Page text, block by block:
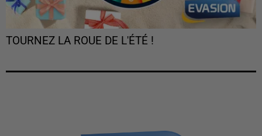
TOURNEZ LA ROUE DE L'ÉTÉ !